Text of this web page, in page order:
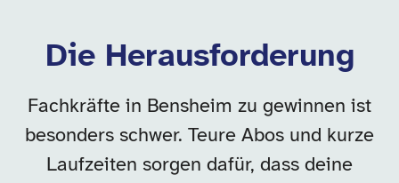
Die Herausforderung
Fachkräfte in Bensheim zu gewinnen ist
besonders schwer. Teure Abos und kurze
Laufzeiten sorgen dafür, dass deine